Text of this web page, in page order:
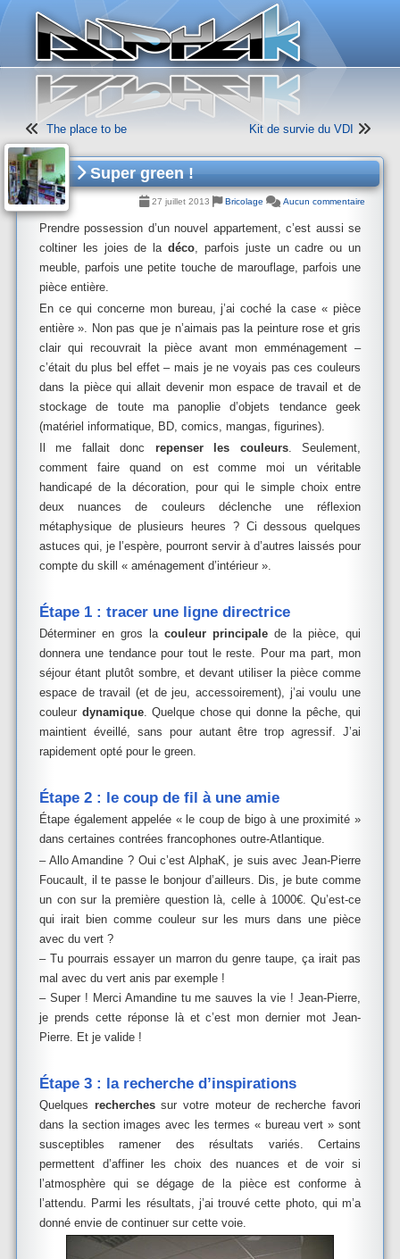
The place to be Kit de survie du VDI
Super green !
27 juillet 2013 Bricolage Aucun commentaire
Prendre possession d’un nouvel appartement, c’est aussi se
coltiner les joies de ladéco, parfois juste un cadre ou un
meuble, parfois une petite touche de marouflage, parfois une
pièce entière.
En ce qui concerne mon bureau, j’ai coché la case « pièce
entière ». Non pas que je n’aimais pas la peinture rose et gris
clair qui recouvrait la pièce avant mon emménagement –
c’était du plus bel effet – mais je ne voyais pas ces couleurs
dans la pièce qui allait devenir mon espace de travail et de
stockage de toute ma panoplie d’objets tendance geek
(matériel informatique, BD, comics, mangas, figurines).
Il me fallait donc repenser les couleurs. Seulement,
comment faire quand on est comme moi un véritable
handicapé de la décoration, pour qui le simple choix entre
deux nuances de couleurs déclenche une réflexion
métaphysique de plusieurs heures ? Ci dessous quelques
astuces qui, je l’espère, pourront servir à d’autres laissés pour
compte du skill « aménagement d’intérieur ».
Étape 1 : tracer une ligne directrice
Déterminer en gros la couleur principale de la pièce, qui
donnera une tendance pour tout le reste. Pour ma part, mon
séjour étant plutôt sombre, et devant utiliser la pièce comme
espace de travail (et de jeu, accessoirement), j’ai voulu une
couleur dynamique. Quelque chose qui donne la pêche, qui
maintient éveillé, sans pour autant être trop agressif. J’ai
rapidement opté pour le green.
Étape 2 : le coup de fil à une amie
Étape également appelée « le coup de bigo à une proximité »
dans certaines contrées francophones outre-Atlantique.
– Allo Amandine ? Oui c’est AlphaK, je suis avec Jean-Pierre
Foucault, il te passe le bonjour d’ailleurs. Dis, je bute comme
un con sur la première question là, celle à 1000€. Qu’est-ce
qui irait bien comme couleur sur les murs dans une pièce
avec du vert ?
– Tu pourrais essayer un marron du genre taupe, ça irait pas
mal avec du vert anis par exemple !
– Super ! Merci Amandine tu me sauves la vie ! Jean-Pierre,
je prends cette réponse là et c’est mon dernier mot Jean-
Pierre. Et je valide !
Étape 3 : la recherche d’inspirations
Quelques recherchessur votre moteur de recherche favori
dans la section images avec les termes « bureau vert » sont
susceptibles ramener des résultats variés. Certains
permettent d’affiner les choix des nuances et de voir si
l’atmosphère qui se dégage de la pièce est conforme à
l’attendu. Parmi les résultats, j’ai trouvé cette photo, qui m’a
donné envie de continuer sur cette voie.